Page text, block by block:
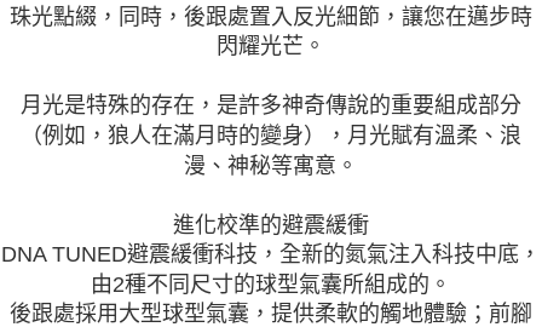
珠光點綴，同時，後跟處置入反光細節，讓您在邁步時
閃耀光芒。
月光是特殊的存在，是許多神奇傳說的重要組成部分
（例如，狼人在滿月時的變身），月光賦有溫柔、浪
漫、神秘等寓意。
進化校準的避震緩衝
DNA TUNED避震緩衝科技，全新的氮氣注入科技中底，
由2種不同尺寸的球型氣囊所組成的。
後跟處採用大型球型氣囊，提供柔軟的觸地體驗；前腳